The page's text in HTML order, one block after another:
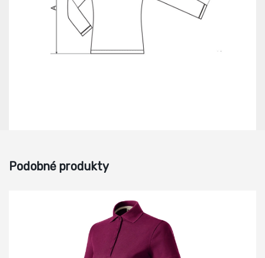
Podobné produkty